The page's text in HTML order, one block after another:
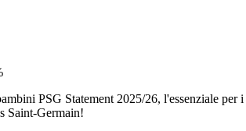
PSG Statement 2025/26, l'essenziale per i
Saint-Germain!